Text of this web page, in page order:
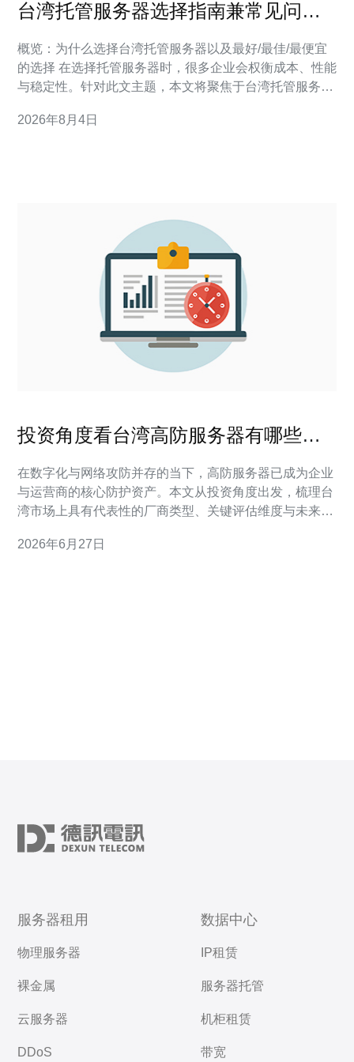
台湾托管服务器选择指南兼常见问题
概览：为什么选择台湾托管服务器以及最好/最佳/最便宜
的选择 在选择托管服务器时，很多企业会权衡成本、性能
与稳定性。针对此文主题，本文将聚焦于台湾托管服务器
类选择。通常“最好”强调高可用性与超强网络互联，“最佳”
2026年8月4日
投资角度看台湾高防服务器有哪些品
在数字化与网络攻防并存的当下，高防服务器已成为企业
与运营商的核心防护资产。本文从投资角度出发，梳理台
湾市场上具有代表性的厂商类型、关键评估维度与未来增
出组合化的投资思路。 有多少類型的品牌在提供台湾的高
2026年6月27日
服务器租用
物理服务器
裸金属
云服务器
DDoS
数据中心
IP租赁
服务器托管
机柜租赁
带宽